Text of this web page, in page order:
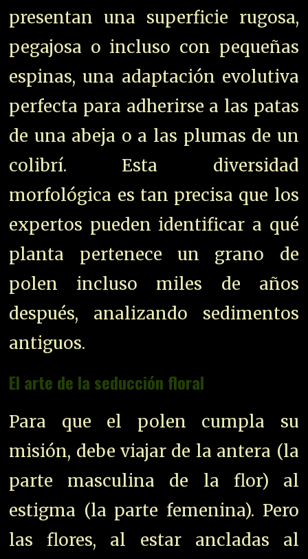
presentan una superficie rugosa,
pegajosa o incluso con pequeñas
espinas, una adaptación evolutiva
perfecta para adherirse a las patas
de una abeja o a las plumas de un
colibrí. Esta diversidad
morfológica es tan precisa que los
expertos pueden identificar a qué
planta pertenece un grano de
polen incluso miles de años
después, analizando sedimentos
antiguos.
El arte de la seducción floral
Para que el polen cumpla su
misión, debe viajar de la antera (la
parte masculina de la flor) al
estigma (la parte femenina). Pero
las flores, al estar ancladas al